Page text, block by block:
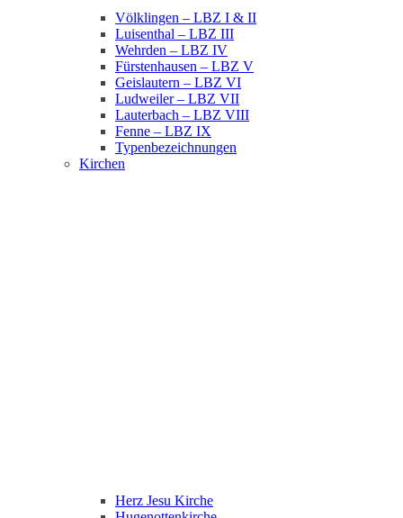
Völklingen – LBZ I & II
Luisenthal – LBZ III
Wehrden – LBZ IV
Fürstenhausen – LBZ V
Geislautern – LBZ VI
Ludweiler – LBZ VII
Lauterbach – LBZ VIII
Fenne – LBZ IX
Typenbezeichnungen
Kirchen
Herz Jesu Kirche